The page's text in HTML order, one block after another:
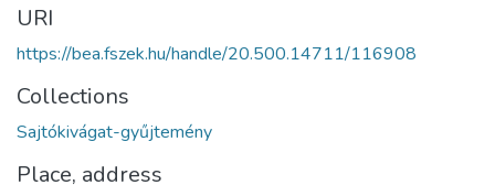
URI
https://bea.fszek.hu/handle/20.500.14711/116908
Collections
Sajtókivágat-gyűjtemény
Place, address